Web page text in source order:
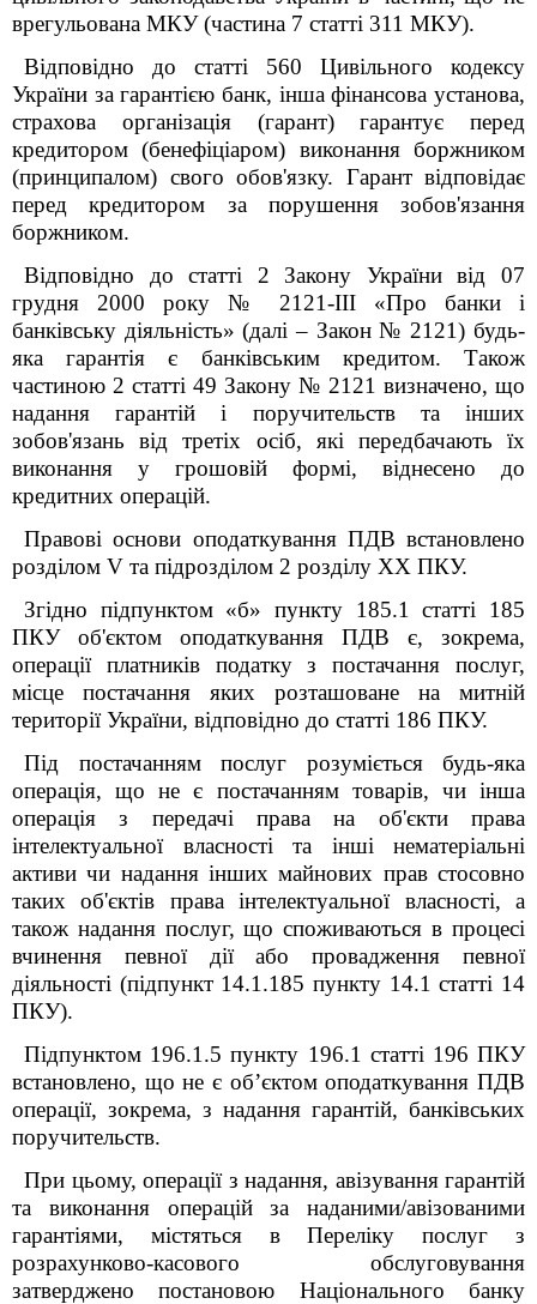
врегульована МКУ (частина 7 статті 311 МКУ).
Відповідно до статті 560 Цивільного кодексу
України за гарантією банк, інша фінансова установа,
страхова організація (гарант) гарантує перед
кредитором (бенефіціаром) виконання боржником
(принципалом) свого обов'язку. Гарант відповідає
перед кредитором за порушення зобов'язання
боржником.
Відповідно до статті 2 Закону України від 07
грудня 2000 року № 2121-ІІІ «Про банки і
банківську діяльність» (далі – Закон № 2121) будь-
яка гарантія є банківським кредитом. Також
частиною 2 статті 49 Закону № 2121 визначено, що
надання гарантій і поручительств та інших
зобов'язань від третіх осіб, які передбачають їх
виконання у грошовій формі, віднесено до
кредитних операцій.
Правові основи оподаткування ПДВ встановлено
розділом V та підрозділом 2 розділу XX ПКУ.
Згідно підпунктом «б» пункту 185.1 статті 185
ПКУ об'єктом оподаткування ПДВ є, зокрема,
операції платників податку з постачання послуг,
місце постачання яких розташоване на митній
території України, відповідно до статті 186 ПКУ.
Під постачанням послуг розуміється будь-яка
операція, що не є постачанням товарів, чи інша
операція з передачі права на об'єкти права
інтелектуальної власності та інші нематеріальні
активи чи надання інших майнових прав стосовно
таких об'єктів права інтелектуальної власності, а
також надання послуг, що споживаються в процесі
вчинення певної дії або провадження певної
діяльності (підпункт 14.1.185 пункту 14.1 статті 14
ПКУ).
Підпунктом 196.1.5 пункту 196.1 статті 196 ПКУ
встановлено, що не є об’єктом оподаткування ПДВ
операції, зокрема, з надання гарантій, банківських
поручительств.
При цьому, операції з надання, авізування гарантій
та виконання операцій за наданими/авізованими
гарантіями, містяться в
Переліку послуг з
розрахунково-касового обслуговування
затверджено постановою Національного банку